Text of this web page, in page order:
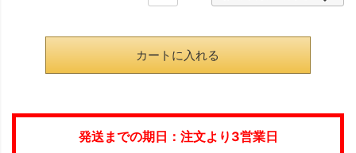
カートに入れる
発送までの期日：注文より3営業日